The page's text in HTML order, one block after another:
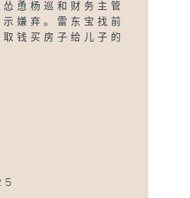
恿杨巡和财务主管
嫌弃。雷东宝找前
钱买房子给儿子的